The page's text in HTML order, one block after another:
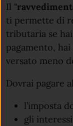
Il "
ti permette di
tributaria se
pagamento,
versato meno
Dovrai pagare
l’imposta
gli